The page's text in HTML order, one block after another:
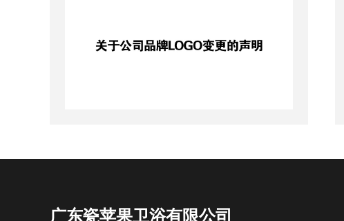
广东瓷苹果卫浴有限公司